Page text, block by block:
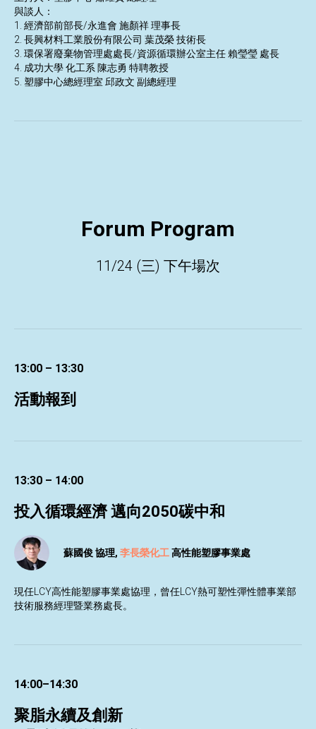
與談人：
1. 經濟部前部長/永進會 施顏祥 理事長
2. 長興材料工業股份有限公司 葉茂榮 技術長
3. 環保署廢棄物管理處處長/資源循環辦公室主任 賴瑩瑩 處長
4. 成功大學 化工系 陳志勇 特聘教授
5. 塑膠中心總經理室 邱政文 副總經理
Forum Program
11/24 (三) 下午場次
13:00 – 13:30
活動報到
13:30 – 14:00
投入循環經濟 邁向2050碳中和
蘇國俊 協理, 李長榮化工高性能塑膠事業處
現任LCY高性能塑膠事業處協理，曾任LCY熱可塑性彈性體事業部
技術服務經理暨業務處長。
14:00–14:30
聚脂永續及創新